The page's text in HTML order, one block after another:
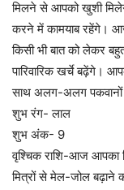
मिलने से आपको खुशी
करने में कामयाब रहेंगे।
किसी भी बात को लेकर
पारिवारिक खर्चे बढ़ेंगे।
साथ अलग-अलग
शुभ रंग- लाल
शुभ अंक- 9
वृश्चिक राशि-आज आपका
मित्रों से मेल-जोल बढ़ाने का